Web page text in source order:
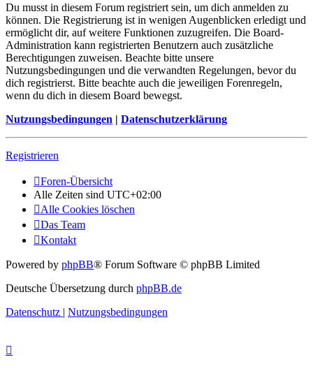
Du musst in diesem Forum registriert sein, um dich anmelden zu
können. Die Registrierung ist in wenigen Augenblicken erledigt und
ermöglicht dir, auf weitere Funktionen zuzugreifen. Die Board-
Administration kann registrierten Benutzern auch zusätzliche
Berechtigungen zuweisen. Beachte bitte unsere
Nutzungsbedingungen und die verwandten Regelungen, bevor du
dich registrierst. Bitte beachte auch die jeweiligen Forenregeln,
wenn du dich in diesem Board bewegst.
Nutzungsbedingungen | Datenschutzerklärung
Registrieren
Foren-Übersicht
Alle Zeiten sind UTC+02:00
Alle Cookies löschen
Das Team
Kontakt
Powered by phpBB® Forum Software © phpBB Limited
Deutsche Übersetzung durch phpBB.de
Datenschutz | Nutzungsbedingungen